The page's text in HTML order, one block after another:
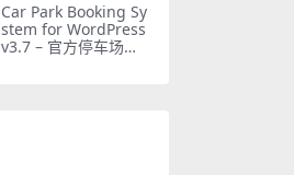
Car Park Booking Sy
stem for WordPress
v3.7 – 官方停车场预